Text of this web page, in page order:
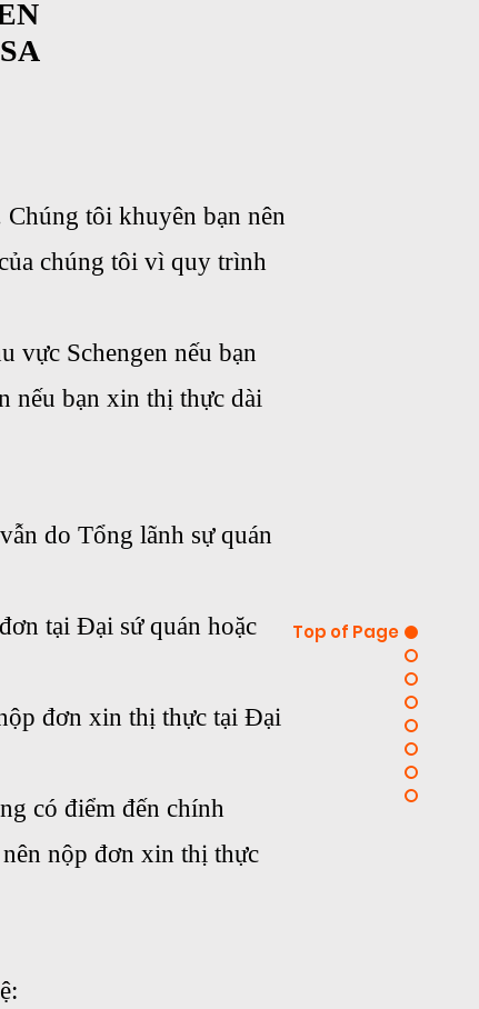
Top of Page
tôi khuyên bạn nên
chúng tôi vì quy trình
vực Schengen nếu bạn
nếu bạn xin thị thực dài
do Tổng lãnh sự quán
tại Đại sứ quán hoặc
đơn xin thị thực tại Đại
có điểm đến chính
nộp đơn xin thị thực